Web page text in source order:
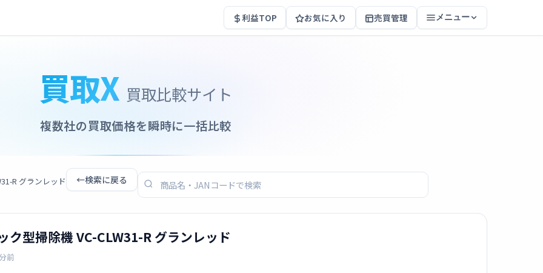
利益TOP お気に入り 売買管理 メニュー
買取X 買取比較サイト
複数社の買取価格を瞬時に一括比較
R グランレッド ←検索に戻る
ク型掃除機 VC-CLW31-R グランレッド
前